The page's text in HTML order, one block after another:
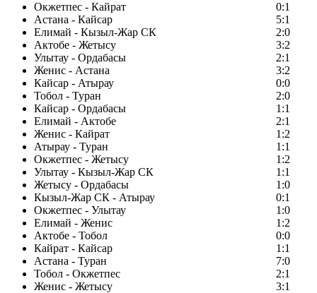
Окжетпес - Кайрат
0:1
Астана - Кайсар
5:1
Елимай - Кызыл-Жар СК
2:0
Актобе - Жетысу
3:2
Улытау - Ордабасы
2:1
Женис - Астана
3:2
Кайсар - Атырау
0:0
Тобол - Туран
2:0
Кайсар - Ордабасы
1:1
Елимай - Актобе
2:1
Женис - Кайрат
1:2
Атырау - Туран
1:1
Окжетпес - Жетысу
1:2
Улытау - Кызыл-Жар СК
1:1
Жетысу - Ордабасы
1:0
Кызыл-Жар СК - Атырау
0:1
Окжетпес - Улытау
1:0
Елимай - Женис
1:2
Актобе - Тобол
0:0
Кайрат - Кайсар
1:1
Астана - Туран
7:0
Тобол - Окжетпес
2:1
Женис - Жетысу
3:1